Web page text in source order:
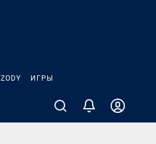
ZODY ИГРЫ